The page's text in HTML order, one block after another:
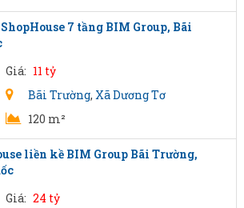
7 tầng BIM Group, Bãi
Giá: 11 tỷ
Bãi Trường, Xã Dương Tơ
120 m²
liền kề BIM Group Bãi Trường,
Giá: 24 tỷ